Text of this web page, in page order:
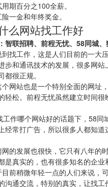
期百分之100全薪。
一金和年终奖金。
么网站找工作好
智联招聘、前程无忧、58同城、
到找工作，这是人们目前的一大
步和通讯技术的发展，很多网
都很正规。
个网站也是一个特别全面的网址
轻松。前程无忧虽然建立时间
工作哪个网站好的话题下，58
经常打广告，所以很多人都知
网的发展也很快，它只有八年的
是真实的，也有很多知名的企
目前稍微年轻一点的人们来说，
沟通交流，特别的真实，让找